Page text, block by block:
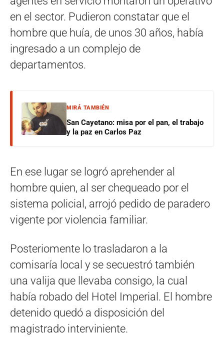
en el sector. Pudieron constatar que el
hombre que huía, de unos 30 años, había
ingresado a un complejo de
departamentos.
MIRÁ TAMBIÉN
San Cayetano: misa por el pan, el trabajo
y la paz en Carlos Paz
En ese lugar se logró aprehender al
hombre quien, al ser chequeado por el
sistema policial, arrojó pedido de paradero
vigente por violencia familiar.
Posteriomente lo trasladaron a la
comisaría local y se secuestró también
una valija que llevaba consigo, la cual
había robado del Hotel Imperial. El hombre
detenido quedó a disposición del
magistrado interviniente.